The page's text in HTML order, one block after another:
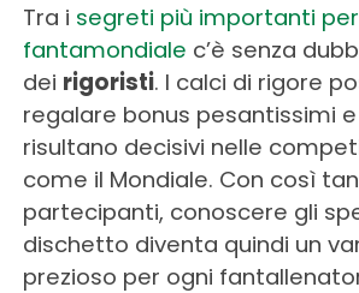
Tra i segreti più importanti
fantamondiale c’è senza
dei rigoristi. I calci di rigore
regalare bonus pesantissimi
risultano decisivi nelle
come il Mondiale. Con così
partecipanti, conoscere gli
dischetto diventa quindi un
prezioso per ogni